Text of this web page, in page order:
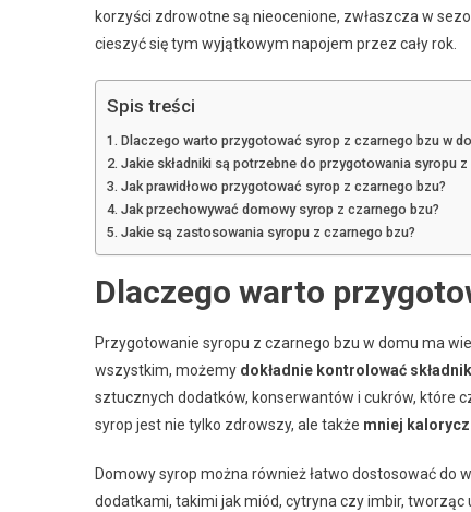
korzyści zdrowotne są nieocenione, zwłaszcza w
cieszyć się tym wyjątkowym napojem przez cały rok.
Spis treści
Dlaczego warto przygotować syrop z czarnego bzu w
Jakie składniki są potrzebne do przygotowania syropu
Jak prawidłowo przygotować syrop z czarnego bzu?
Jak przechowywać domowy syrop z czarnego bzu?
Jakie są zastosowania syropu z czarnego bzu?
Dlaczego warto
Przygotowanie syropu z czarnego bzu w domu ma
wszystkim, możemy dokładnie kontrolować
sztucznych dodatków, konserwantów i cukrów, które
syrop jest nie tylko zdrowszy, ale także mniej
Domowy syrop można również łatwo dostosować do
dodatkami, takimi jak miód, cytryna czy imbir,